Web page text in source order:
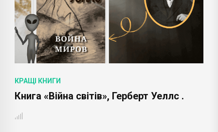
КРАЩІ КНИГИ
Книга «Війна світів», Герберт Уеллс .